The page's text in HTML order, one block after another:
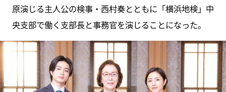
原演じる主人公の検事・西村奏とともに「横浜地検」中
央支部で働く支部長と事務官を演じることになった。